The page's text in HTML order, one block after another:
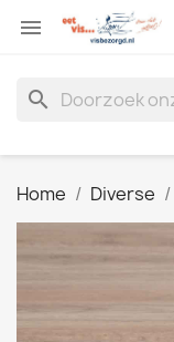

search
Home Diverse